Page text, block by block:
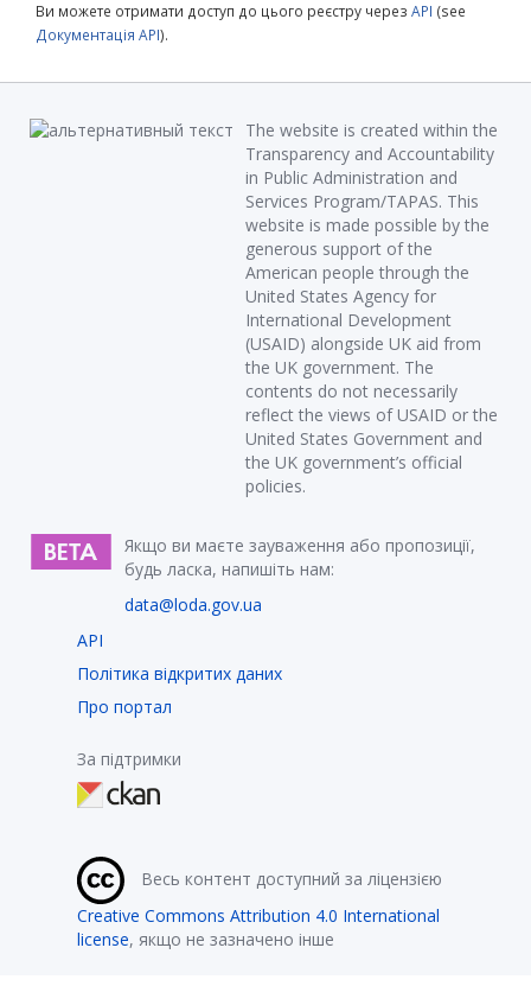
Ви можете отримати доступ до цього реєстру через API (see
Документація API).
The website is created within the
Transparency and Accountability
in Public Administration and
Services Program/TAPAS. This
website is made possible by the
generous support of the
American people through the
United States Agency for
International Development
(USAID) alongside UK aid from
the UK government. The
contents do not necessarily
reflect the views of USAID or the
United States Government and
the UK government’s official
policies.
Якщо ви маєте зауваження або пропозиції,
будь ласка, напишіть нам:
data@loda.gov.ua
API
Політика відкритих даних
Про портал
За підтримки
Весь контент доступний за ліцензією
Creative Commons Attribution 4.0 International
license, якщо не зазначено інше